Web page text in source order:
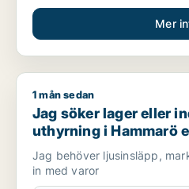
Mer
Jag söker lager eller
1 mån sedan
Jag söker lager eller
uthyrning i Hammarö
Jag behöver ljusinsläpp,
in med varor